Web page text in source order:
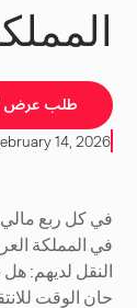
طلب عرض
14, 2026
في كل ربع
في المملكة
النقل لديهم: هل
حان الوقت